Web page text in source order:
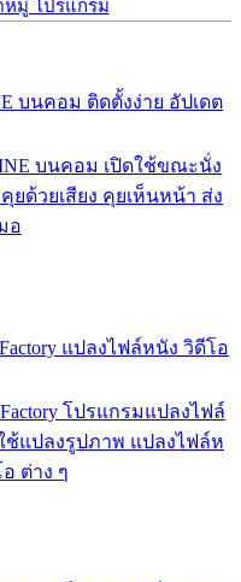
มู่ โปรแกรม
บนคอม ติดตั้งง่าย อัปเดต
บนคอม เปิดใช้ขณะนั่ง
ด้วยเสียง คุยเห็นหน้า ส่ง
อ
Factory แปลงไฟล์หนัง วิดีโอ
โปรแกรมแปลงไฟล์
ช้แปลงรูปภาพ แปลงไฟล์ห
ต่าง ๆ